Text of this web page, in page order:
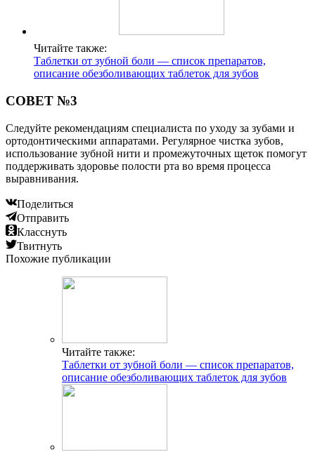
Читайте также:
Таблетки от зубной боли — список препаратов,
описание обезболивающих таблеток для зубов
СОВЕТ №3
Следуйте рекомендациям специалиста по уходу за зубами и
ортодонтическими аппаратами. Регулярное чистка зубов,
использование зубной нити и промежуточных щеток помогут
поддерживать здоровье полости рта во время процесса
выравнивания.
Поделиться
Отправить
Класснуть
Твитнуть
Похожие публикации
Читайте также:
Таблетки от зубной боли — список препаратов,
описание обезболивающих таблеток для зубов